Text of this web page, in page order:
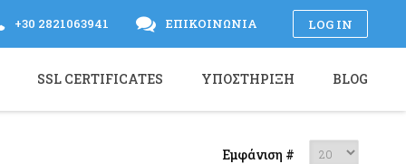
Εμφάνιση #
LOG IN
+30 2821063941 ΕΠΙΚΟΙΝΩΝΊΑ
SSL CERTIFICATES ΥΠΟΣΤΉΡΙΞΗ BLOG